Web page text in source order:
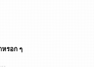
หรอก ๆ